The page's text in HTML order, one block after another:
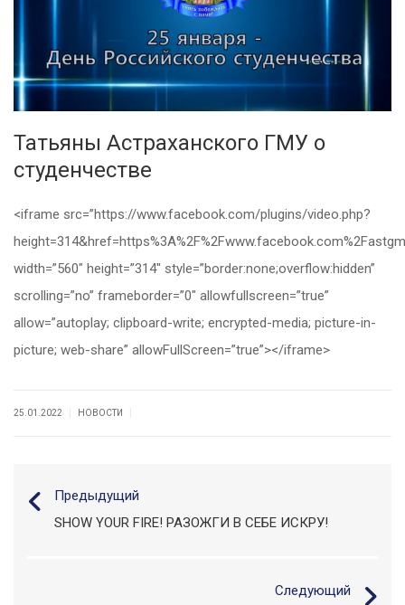
Татьяны Астраханского ГМУ о
студенчестве
<iframe src=”https://www.facebook.com/plugins/video.php?
width=”560″ height=”314″ style=”border:none;overflow:hidden”
scrolling=”no” frameborder=”0″ allowfullscreen=”true”
allow=”autoplay; clipboard-write; encrypted-media; picture-in-
picture; web-share” allowFullScreen=”true”></iframe>
25.01.2022 НОВОСТИ
Предыдущий
SHOW YOUR FIRE! РАЗОЖГИ В СЕБЕ ИСКРУ!
Следующий